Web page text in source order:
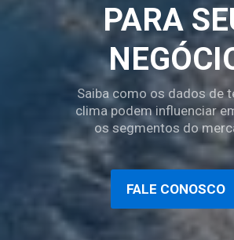
PARA
Saiba como os dados de
clima podem influenciar
os segmentos do
FALE CONOSCO